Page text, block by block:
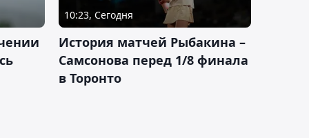
10:23, Сегодня
История матчей Рыбакина –
Самсонова перед 1/8 финала
в Торонто